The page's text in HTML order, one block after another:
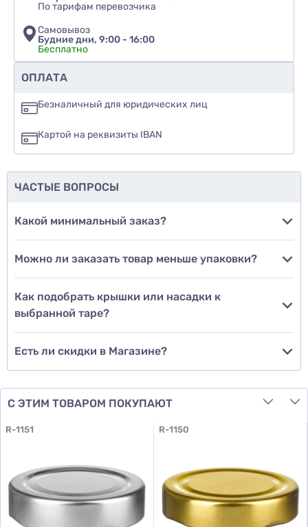
Рекомендуете ли вы этот товар
да
еще не знаю
Добавить отзыв
По тарифам перевозчика
Самовывоз
Будние дни, 9:00 - 16:00
Бесплатно
ОПЛАТА
Безналичный для юридических лиц
Картой на реквизиты IBAN
ЧАСТЫЕ ВОПРОСЫ
Какой минимальный заказ?
Можно ли заказать товар меньше упаковки?
Как подобрать крышки или насадки к
выбранной таре?
Есть ли скидки в Магазине?
С ЭТИМ ТОВАРОМ ПОКУПАЮТ
R-1151 R-1150